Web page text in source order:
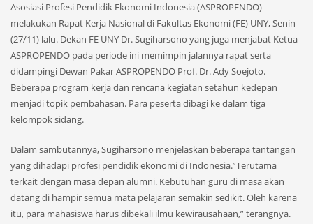
Asosiasi Profesi Pendidik Ekonomi Indonesia (ASPROPENDO)
melakukan Rapat Kerja Nasional di Fakultas Ekonomi (FE) UNY, Senin
(27/11) lalu. Dekan FE UNY Dr. Sugiharsono yang juga menjabat Ketua
ASPROPENDO pada periode ini memimpin jalannya rapat serta
didampingi Dewan Pakar ASPROPENDO Prof. Dr. Ady Soejoto.
Beberapa program kerja dan rencana kegiatan setahun kedepan
menjadi topik pembahasan. Para peserta dibagi ke dalam tiga
kelompok sidang.
Dalam sambutannya, Sugiharsono menjelaskan beberapa tantangan
yang dihadapi profesi pendidik ekonomi di Indonesia.”Terutama
terkait dengan masa depan alumni. Kebutuhan guru di masa akan
datang di hampir semua mata pelajaran semakin sedikit. Oleh karena
itu, para mahasiswa harus dibekali ilmu kewirausahaan,” terangnya.